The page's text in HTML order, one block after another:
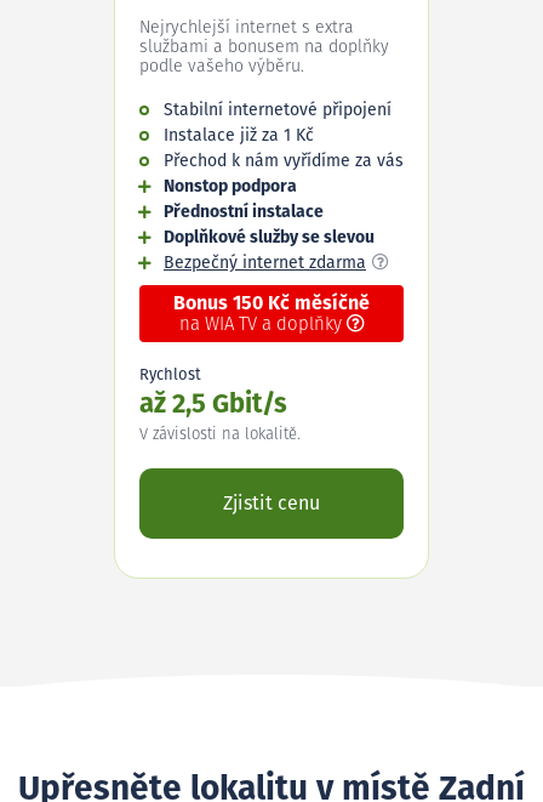
Nejrychlejší internet s extra
službami a bonusem na doplňky
podle vašeho výběru.
Stabilní internetové připojení
Instalace již za 1 Kč
Přechod k nám vyřídíme za vás
Nonstop podpora
Přednostní instalace
Doplňkové služby se slevou
Bezpečný internet zdarma
Bonus 150 Kč měsíčně
na WIA TV a doplňky
Rychlost
až 2,5 Gbit/s
V závislosti na lokalitě.
Zjistit cenu
Upřesněte lokalitu v místě Zadní